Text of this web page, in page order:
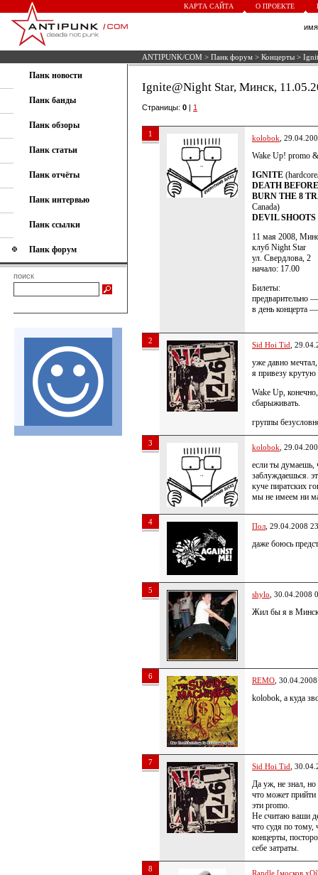
КАРТА САЙТА О ПРОЕКТЕ
ANTIPUNK/COM > Панк форум > Концерты >
Панк новости
Панк банды
Панк обзоры
Панк статьи
Панк отчёты
Панк интервью
Панк ссылки
Панк форум
поиск
Ignite@Night Star, Минск,
Страницы: 0 | 1
1 kolobok ,
Wake Up! promo
IGNITE
DEATH
BURN THE 8
Canada)
DEVIL
11 мая 2008,
клуб Night Star
ул. Свердлова, 2
начало: 17.00
Билеты:
предварительно
в день концерта
2 Sid Hoi Tid ,
уже давно
я привезу крутую
Wake Up,
сбарыживать.
группы
3 kolobok ,
если ты думаешь,
заблуждаешься.
куче пиратских
мы не имеем ни
4 Пол , 29.04.2008
даже боюсь
5 shylo , 30.04.2008
Жил бы я в
6 REMO ,
kolobok, а куда
7 Sid Hoi Tid ,
Да уж, не знал, но
что может прийти
эти promo.
Не считаю ваши
что судя по тому,
концерты,
себе затраты.
8 Randle [москов